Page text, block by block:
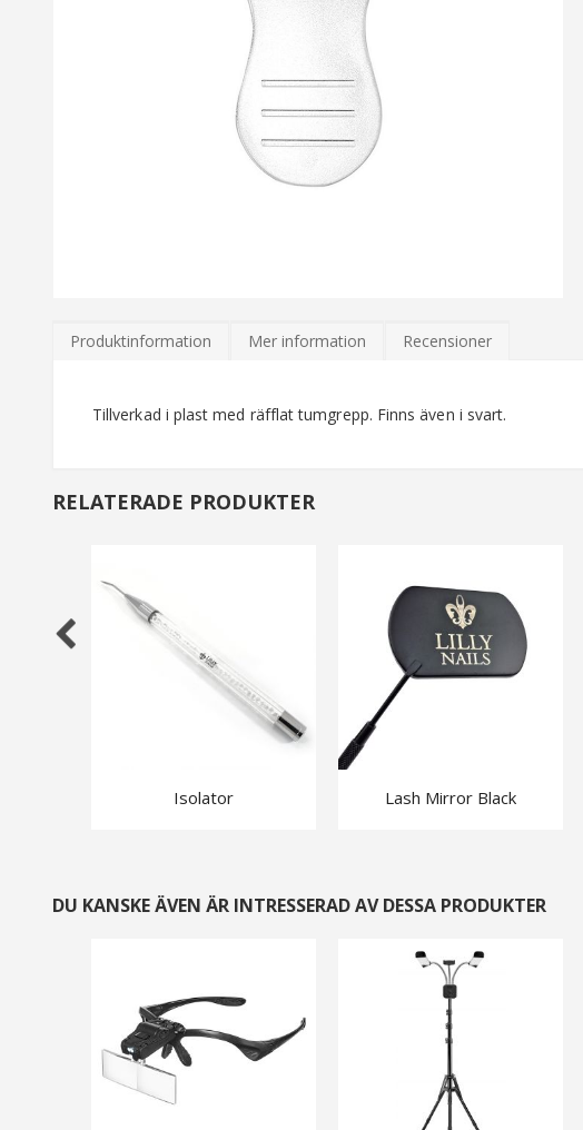
början
Produktinformation
Tillverkad i plast med räfflat tumgrepp. Finns även i svart.
Mer information Recensioner
RELATERADE PRODUKTER
Isolator Lash Mirror Black
DU KANSKE ÄVEN ÄR INTRESSERAD AV DESSA PRODUKTER